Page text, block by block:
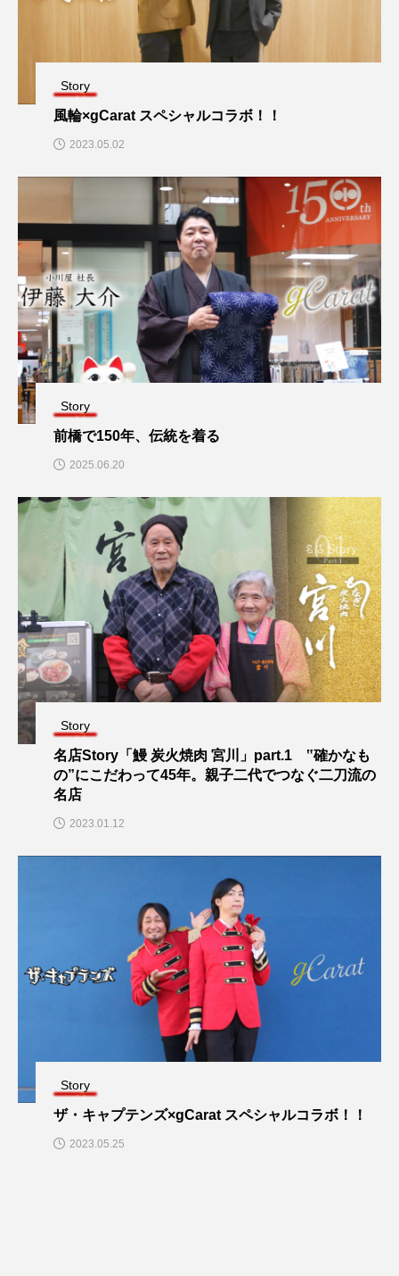
Story
風輪×gCarat スペシャルコラボ！！
2023.05.02
Story
前橋で150年、伝統を着る
2025.06.20
Story
名店Story「鰻 炭火焼肉 宮川」part.1 ‟確かなも
の”にこだわって45年。親子二代でつなぐ二刀流の
名店
2023.01.12
Story
ザ・キャプテンズ×gCarat スペシャルコラボ！！
2023.05.25